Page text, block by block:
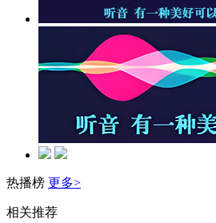
热播榜 更多>
相关推荐